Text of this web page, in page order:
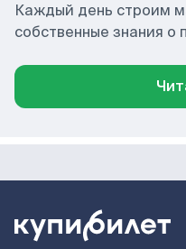
Каждый день строим
собственные знания о